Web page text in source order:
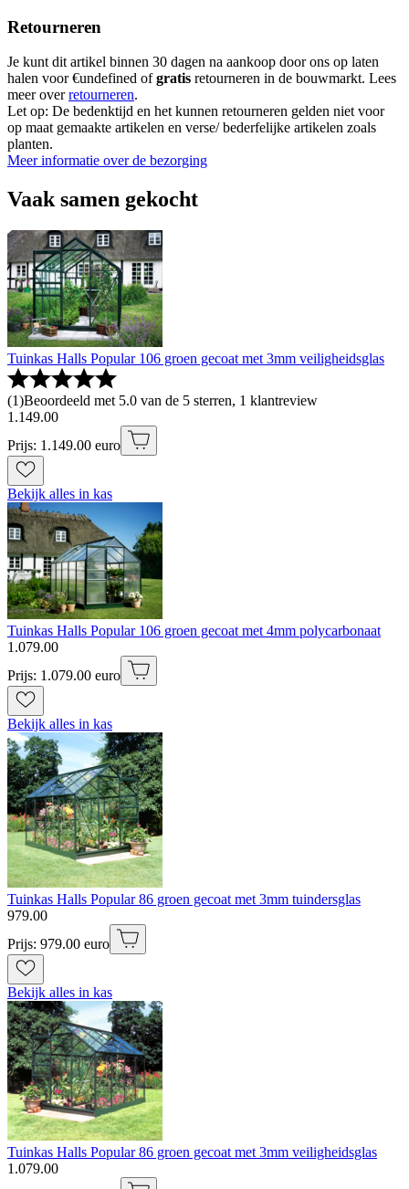
Retourneren
Je kunt dit artikel binnen 30 dagen na aankoop door ons op laten
halen voor €undefined ofgratis retourneren in de bouwmarkt. Lees
meer overretourneren.
Let op: De bedenktijd en het kunnen retourneren gelden niet voor
op maat gemaakte artikelen en verse/ bederfelijke artikelen zoals
planten.
Meer informatie over de bezorging
Vaak samen gekocht
Tuinkas Halls Popular 106 groen gecoat met 3mm veiligheidsglas
(1)Beoordeeld met 5.0 van de 5 sterren, 1 klantreview
1 .149.00
Prijs: 1.149.00 euro
Bekijk alles in kas
Tuinkas Halls Popular 106 groen gecoat met 4mm polycarbonaat
1 .079.00
Prijs: 1.079.00 euro
Bekijk alles in kas
Tuinkas Halls Popular 86 groen gecoat met 3mm tuindersglas
979.00
Prijs: 979.00 euro
Bekijk alles in kas
Tuinkas Halls Popular 86 groen gecoat met 3mm veiligheidsglas
1 .079.00